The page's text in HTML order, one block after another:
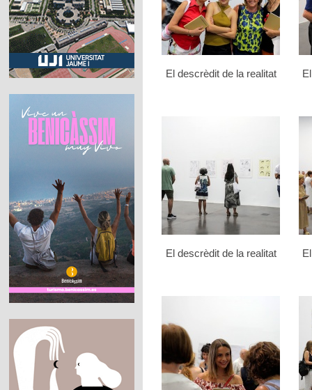
El descrèdit de la realitat
El descrèdit de la realitat